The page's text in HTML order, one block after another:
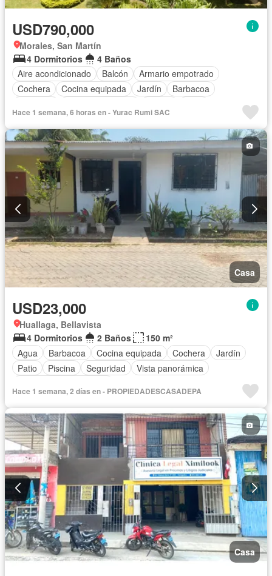
USD790,000
Morales, San Martín
4 Dormitorios
4 Baños
Aire acondicionado
Balcón
Armario empotrado
Cochera
Cocina equipada Jardín
Barbacoa
Hace 1 semana, 6 horas en - Yurac Rumi SAC
Casa
USD23,000
Huallaga, Bellavista
4 Dormitorios
2 Baños
150 m²
Agua
Barbacoa Cocina equipada Cochera
Jardín
Patio
Piscina Seguridad
Vista panorámica
Hace 1 semana, 2 días en - PROPIEDADESCASADEPA
Casa